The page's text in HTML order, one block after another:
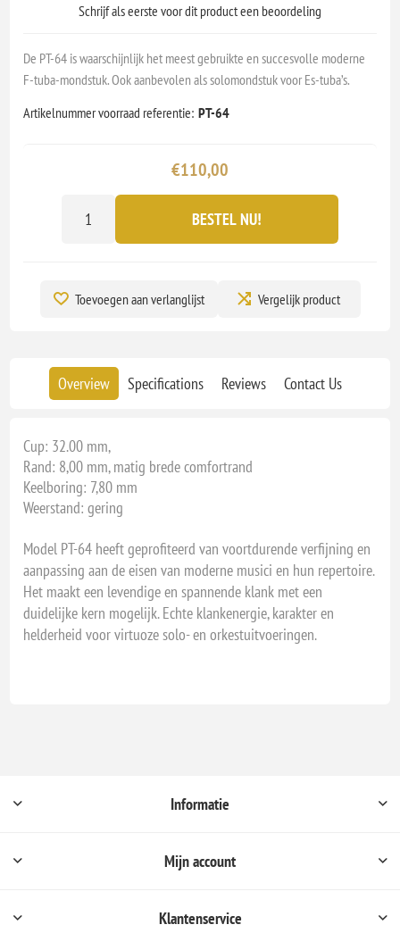
Schrijf als eerste voor dit product een beoordeling
De PT-64 is waarschijnlijk het meest gebruikte en succesvolle moderne
F-tuba-mondstuk. Ook aanbevolen als solomondstuk voor Es-tuba’s.
Artikelnummer voorraad referentie: PT-64
€110,00
BESTEL NU!
Toevoegen aan verlanglijst Vergelijk product
Overview Specifications Reviews Contact Us
Cup: 32.00 mm,
Rand: 8,00 mm, matig brede comfortrand
Keelboring: 7,80 mm
Weerstand: gering
Model PT-64 heeft geprofiteerd van voortdurende verfijning en
aanpassing aan de eisen van moderne musici en hun repertoire.
Het maakt een levendige en spannende klank met een
duidelijke kern mogelijk. Echte klankenergie, karakter en
helderheid voor virtuoze solo- en orkestuitvoeringen.
Informatie
Mijn account
Klantenservice